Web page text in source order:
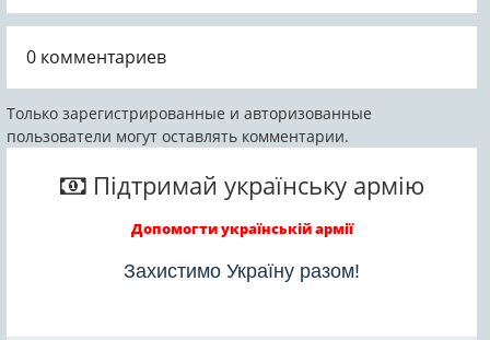
окаменелые останки
Эквадоре. Он был
чикчарни (англ.
0 комментариев
Только зарегистрированные и авторизованные
пользователи могут оставлять комментарии.
Підтримай українську армію
Допомогти українській армії
Захистимо Україну разом!